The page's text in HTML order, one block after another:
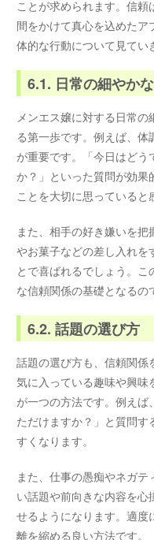
ことが求められます。信
間をかけて真心を込めた
体的な行動について見てい
6.1. 日常の細やか
メンエス嬢に対する日常
る第一歩です。例えば、
が重要です。「今日はど
か？」といった質問が効
ことを大切に思っていると
また、相手の好き嫌いを
やお菓子などの差し入れを
とで喜ばれるでしょう。
な信頼関係の基礎となるの
6.2. 話題の選び方
話題の選び方も、信頼関
気に入っている趣味や興味
が一つの方法です。例え
ただけますか？」と質問
すくなります。
また、仕事の愚痴やネガ
い話題や前向きな内容を
せるようになります。適
離を縮める良い方法です。